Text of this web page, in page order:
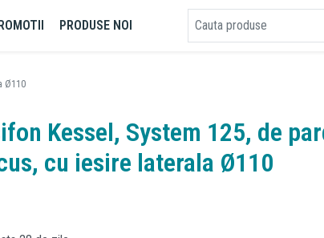
PRODUSE NOI
Ø110
Kessel, System 125, de
cu iesire laterala Ø110